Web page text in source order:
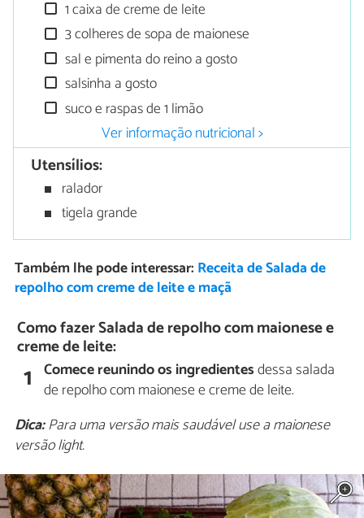
1 caixa de creme de leite
3 colheres de sopa de maionese
sal e pimenta do reino a gosto
salsinha a gosto
suco e raspas de 1 limão
Ver informação nutricional >
Utensílios:
ralador
tigela grande
Também lhe pode interessar: Receita de Salada de
repolho com creme de leite e maçã
Como fazer Salada de repolho com maionese e
creme de leite:
1 Comece reunindo os ingredientesdessa salada
de repolho com maionese e creme de leite.
Dica:Para uma versão mais saudável use a maionese
versão light.